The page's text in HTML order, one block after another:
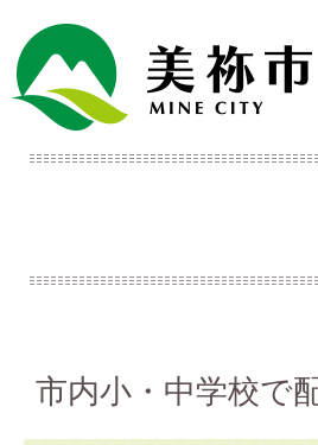
市内小・中学校で